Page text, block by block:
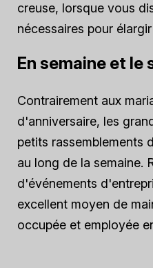
creuse, lorsque vous
nécessaires pour
En semaine et le
Contrairement aux
d'anniversaire, les
petits rassemblements
au long de la semaine.
d'événements
excellent moyen de
occupée et employée